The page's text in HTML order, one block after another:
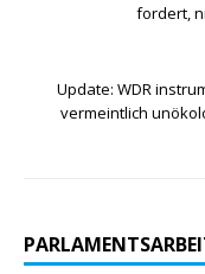
fordert,
Update: WDR
vermeintlich